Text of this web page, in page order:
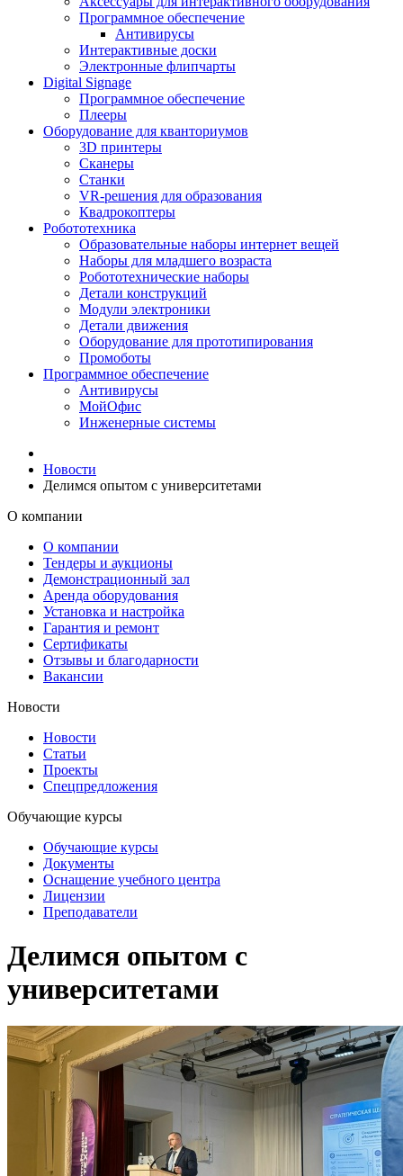
Программное обеспечение
Антивирусы
Интерактивные доски
Электронные флипчарты
Digital Signage
Программное обеспечение
Плееры
Оборудование для кванториумов
3D принтеры
Сканеры
Станки
VR-решения для образования
Квадрокоптеры
Робототехника
Образовательные наборы интернет вещей
Наборы для младшего возраста
Робототехнические наборы
Детали конструкций
Модули электроники
Детали движения
Оборудование для прототипирования
Промоботы
Программное обеспечение
Антивирусы
МойОфис
Инженерные системы
Новости
Делимся опытом с университетами
О компании
О компании
Тендеры и аукционы
Демонcтрационный зал
Аренда оборудования
Установка и настройка
Гарантия и ремонт
Сертификаты
Отзывы и благодарности
Вакансии
Новости
Новости
Статьи
Проекты
Спецпредложения
Обучающие курсы
Обучающие курсы
Документы
Оснащение учебного центра
Лицензии
Преподаватели
Делимся опытом с
университетами